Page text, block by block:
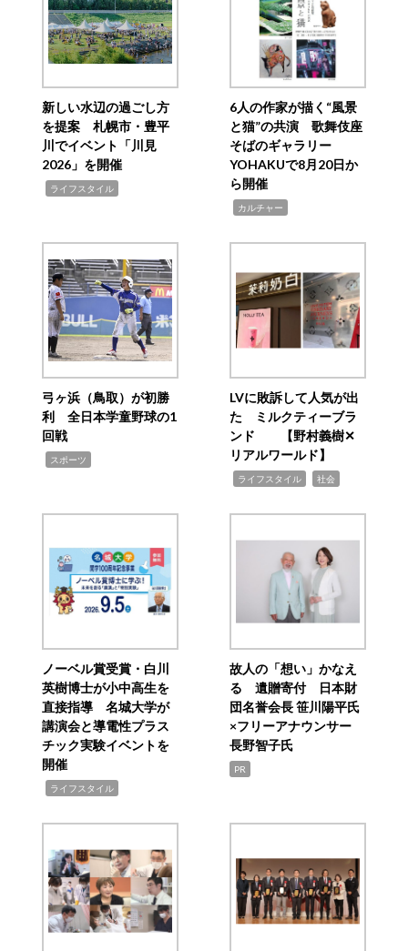
新しい水辺の過ごし方
を提案 札幌市・豊平
川でイベント「川見
2026」を開催
ライフスタイル
6人の作家が描く“風景
と猫”の共演 歌舞伎座
そばのギャラリー
YOHAKUで8月20日か
ら開催
カルチャー
弓ヶ浜（鳥取）が初勝
利 全日本学童野球の1
回戦
スポーツ
LVに敗訴して人気が出
た ミルクティーブラ
ンド 【野村義樹✕
リアルワールド】
ライフスタイル 社会
ノーベル賞受賞・白川
英樹博士が小中高生を
直接指導 名城大学が
講演会と導電性プラス
チック実験イベントを
開催
ライフスタイル
故人の「想い」かなえ
る 遺贈寄付 日本財
団名誉会長 笹川陽平氏
×フリーアナウンサー
長野智子氏
PR